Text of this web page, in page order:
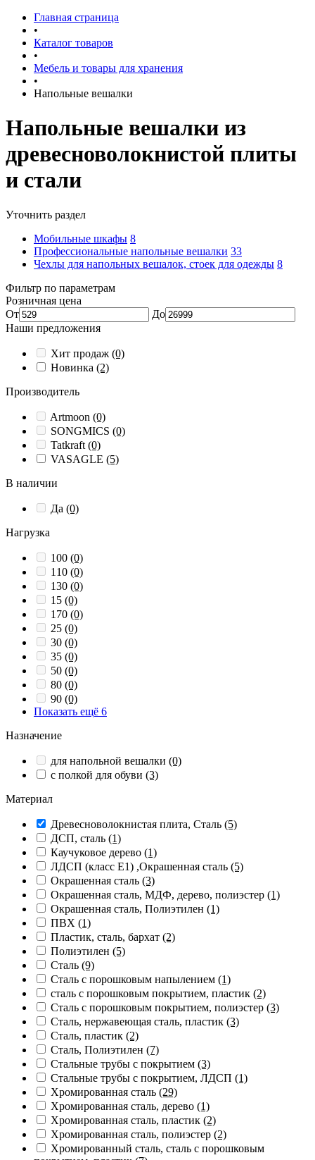
Главная страница
•
Каталог товаров
•
Мебель и товары для хранения
•
Напольные вешалки
Напольные вешалки из
древесноволокнистой плиты
и стали
Уточнить раздел
Мобильные шкафы 8
Профессиональные напольные вешалки 33
Чехлы для напольных вешалок, стоек для одежды 8
Фильтр по параметрам
Розничная цена
От
До
Наши предложения
Хит продаж (0)
Новинка (2)
Производитель
Artmoon (0)
SONGMICS (0)
Tatkraft (0)
VASAGLE (5)
В наличии
Да (0)
Нагрузка
100 (0)
110 (0)
130 (0)
15 (0)
170 (0)
25 (0)
30 (0)
35 (0)
50 (0)
80 (0)
90 (0)
Показать ещё 6
Назначение
для напольной вешалки (0)
с полкой для обуви (3)
Материал
Древесноволокнистая плита, Сталь (5)
ДСП, сталь (1)
Каучуковое дерево (1)
ЛДСП (класс Е1) ,Окрашенная сталь (5)
Окрашенная сталь (3)
Окрашенная сталь, МДФ, дерево, полиэстер (1)
Окрашенная сталь, Полиэтилен (1)
ПВХ (1)
Пластик, сталь, бархат (2)
Полиэтилен (5)
Сталь (9)
Сталь с порошковым напылением (1)
сталь с порошковым покрытием, пластик (2)
Сталь с порошковым покрытием, полиэстер (3)
Сталь, нержавеющая сталь, пластик (3)
Сталь, пластик (2)
Сталь, Полиэтилен (7)
Стальные трубы с покрытием (3)
Стальные трубы с покрытием, ЛДСП (1)
Хромированная сталь (29)
Хромированная сталь, дерево (1)
Хромированная сталь, пластик (2)
Хромированная сталь, полиэстер (2)
Хромированный сталь, сталь с порошковым